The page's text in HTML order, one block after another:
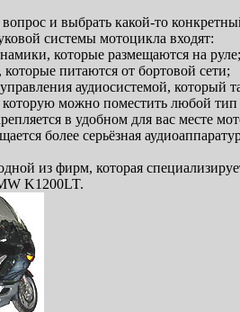
вопрос и выбрать какой-то
системы мотоцикла входят:
которые размещаются на руле;
питаются от бортовой сети;
аудиосистемой, который
которую можно поместить любой
в удобном для вас месте
более серьёзная
из фирм, которая
K1200LT.